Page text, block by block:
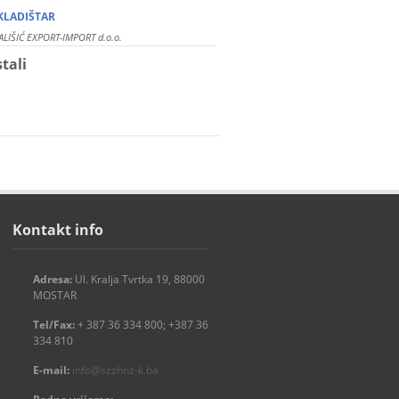
EXPORT-IMPORT d.o.o.
Kontakt info
Adresa: Ul. Kralja Tvrtka 19, 88000
MOSTAR
Tel/Fax:+ 387 36 334 800; +387 36
334 810
E-mail: info@szzhnz-k.ba